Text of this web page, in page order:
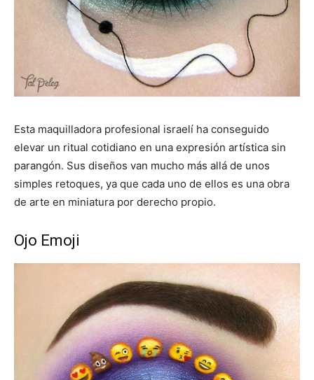
Esta maquilladora profesional israelí ha conseguido
elevar un ritual cotidiano en una expresión artística sin
parangón. Sus diseños van mucho más allá de unos
simples retoques, ya que cada uno de ellos es una obra
de arte en miniatura por derecho propio.
Ojo Emoji